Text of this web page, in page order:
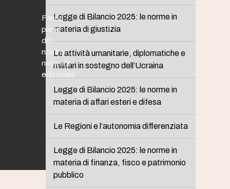
Legge di Bilancio 2025: le norme in
materia di giustizia
Le attività umanitarie, diplomatiche e
militari in sostegno dell’Ucraina
Legge di Bilancio 2025: le norme in
materia di affari esteri e difesa
Le Regioni e l’autonomia differenziata
Legge di Bilancio 2025: le norme in
materia di finanza, fisco e patrimonio
pubblico
Fanno
parte
del
nostro
network
editoriale: